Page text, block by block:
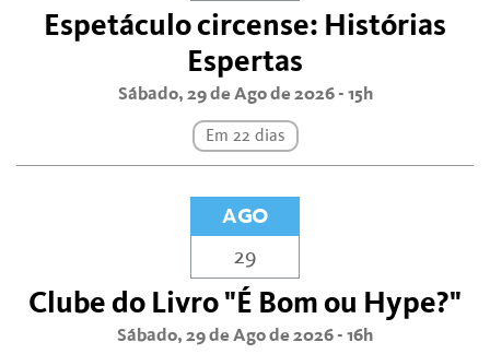
Espetáculo circense: Histórias
Espertas
Sábado, 29 de Ago de 2026 - 15h
Em 22 dias
AGO
29
Clube do Livro "É Bom ou Hype?"
Sábado, 29 de Ago de 2026 - 16h